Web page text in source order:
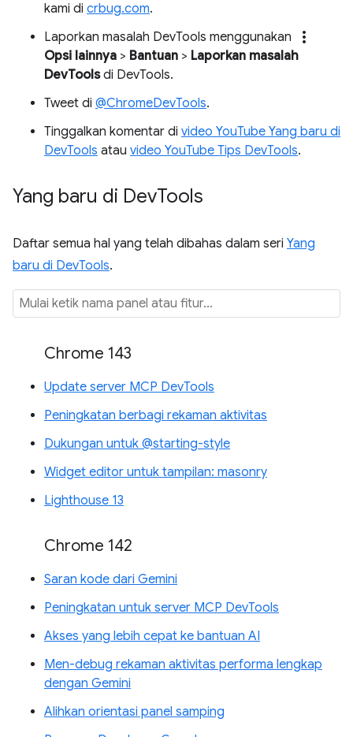
kami di crbug.com.
Laporkan masalah DevTools menggunakan
more_vert
Opsi lainnya > Bantuan > Laporkan masalah
DevToolsdi DevTools.
Tweet di @ChromeDevTools.
Tinggalkan komentar di video YouTube Yang baru di
DevTools atau video YouTube Tips DevTools.
Yang baru di DevTools
Daftar semua hal yang telah dibahas dalam seri Yang
baru di DevTools.
Chrome 143
Update server MCP DevTools
Peningkatan berbagi rekaman aktivitas
Dukungan untuk @starting-style
Widget editor untuk tampilan: masonry
Lighthouse 13
Chrome 142
Saran kode dari Gemini
Peningkatan untuk server MCP DevTools
Akses yang lebih cepat ke bantuan AI
Men-debug rekaman aktivitas performa lengkap
dengan Gemini
Alihkan orientasi panel samping